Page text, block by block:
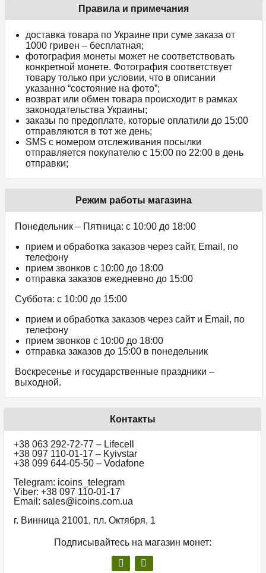
Правила и примечания
доставка товара по Украине при суме заказа от
1000 гривен – бесплатная;
фотография монеты может не соответствовать
конкретной монете. Фотография соответствует
товару только при условии, что в описании
указанно “состояние на фото”;
возврат или обмен товара происходит в рамках
законодательства Украины;
заказы по предоплате, которые оплатили до 15:00
отправляются в тот же день;
SMS с номером отслеживания посылки
отправляется покупателю с 15:00 по 22:00 в день
отправки;
Режим работы магазина
Понедельник – Пятница: с 10:00 до 18:00
прием и обработка заказов через сайт, Email, по
телефону
прием звонков c 10:00 до 18:00
отправка заказов ежедневно до 15:00
Суббота: с 10:00 до 15:00
прием и обработка заказов через сайт и Email, по
телефону
прием звонков c 10:00 до 18:00
отправка заказов до 15:00 в понедельник
Воскресенье и государственные праздники –
выходной.
Контакты
+38 063 292-72-77 – Lifecell
+38 097 110-01-17 – Kyivstar
+38 099 644-05-50 – Vodafone
Telegram: icoins_telegram
Viber: +38 097 110-01-17
Email: sales@icoins.com.ua
г. Винница 21001, пл. Октября, 1
Подписывайтесь на магазин монет: